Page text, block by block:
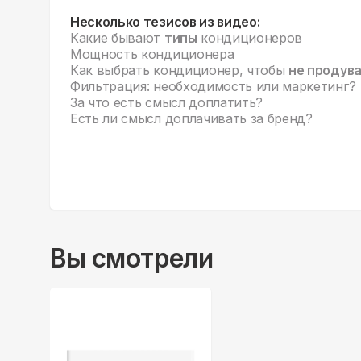
Несколько тезисов из видео:
Какие бывают типы кондиционеров
Мощность кондиционера
Как выбрать кондиционер, чтобы не
Фильтрация: необходимость или маркетинг?
За что есть смысл доплатить?
Есть ли смысл доплачивать за бренд?
Вы смотрели